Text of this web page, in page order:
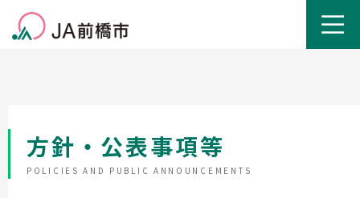
方針・公表事項等
POLICIES AND PUBLIC ANNOUNCEMENTS